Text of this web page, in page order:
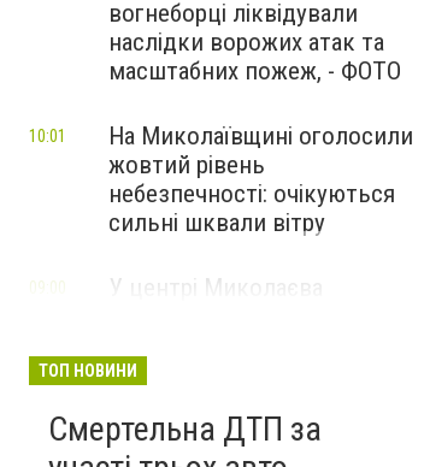
вогнеборці ліквідували
наслідки ворожих атак та
масштабних пожеж, - ФОТО
На Миколаївщині оголосили
жовтий рівень
небезпечності: очікуються
сильні шквали вітру
10:01
У центрі Миколаєва
госпіталізували, - ФОТО
09:00
ТОП НОВИНИ
Смертельна ДТП за